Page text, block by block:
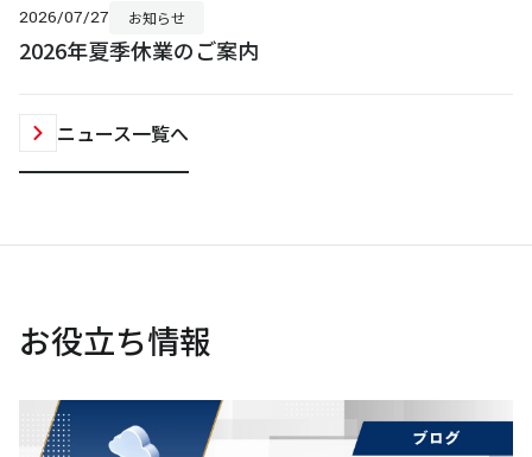
2026/07/27 お知らせ
2026年夏季休業のご案内
ニュース一覧へ
お役立ち情報